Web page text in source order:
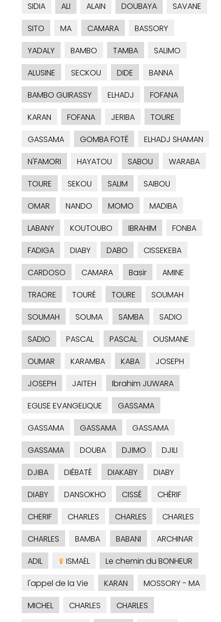
SIDIA
ALI ALAIN DOUBAYA
SAVANE
SITO
MA CAMARA
BASSORY
YADALY
BAMBO TAMBA
SALIMO
ALUSINE
SECKOU DIDE
BANNA
BAMBO GUIRASSY
ELHADJ
FOFANA
KARAN
FOFANA JERIBA
TOURE
GASSAMA
GOMBA FOTÉ
ELHADJ SHAMAN
N'FAMORI
HAYATOU SABOU
WARABA
TOURE
SEKOU SALIM
SAIBOU
OMAR
NANDO MOMO
MADIBA
LABANY
KOUTOUBO IBRAHIM
FONBA
FADIGA
DIABY DABO
CISSEKEBA
CARDOSO
CAMARA Basir
AMINE
TRAORE
TOURÉ TOURE
SOUMAH
SOUMAH
SOUMA SAMBA
SADIO
SADIO
PASCAL PASCAL
OUSMANE
OUMAR
KARAMBA KABA
JOSEPH
JOSEPH
JAITEH
Ibrahim JUWARA
EGLISE EVANGELIQUE
GASSAMA
GASSAMA
GASSAMA
GASSAMA
GASSAMA
DOUBA DJIMO
DJILI
DJIBA
DIÉBATÉ DIAKABY
DIABY
DIABY
DANSOKHO CISSÉ
CHÈRIF
CHERIF
CHARLES CHARLES
CHARLES
CHARLES
BAMBA BABANI
ARCHINAR
ADIL
ISMAËL
Le chemin du BONHEUR
l'appel de la Vie
KARAN
MOSSORY - MA
MICHEL
CHARLES
CHARLES